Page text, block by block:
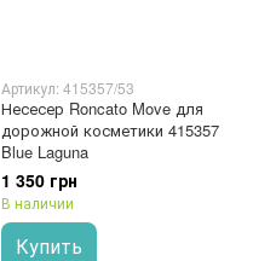
Артикул: 415357/53
Несесер Roncato Move для
дорожной косметики 415357
Blue Laguna
1 350 грн
В наличии
Купить